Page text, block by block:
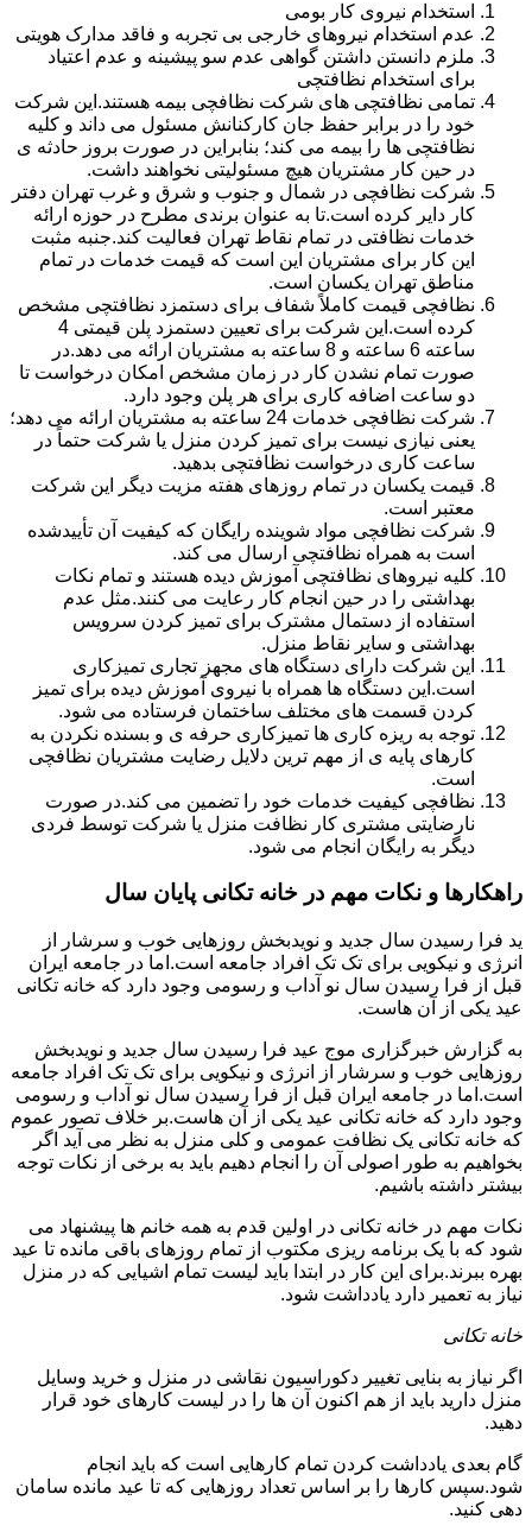
استخدام نیروی کار بومی
عدم استخدام نیروهای خارجی بی تجربه و فاقد مدارک هویتی
ملزم دانستن داشتن گواهی عدم سو پیشینه و عدم اعتیاد
برای استخدام نظافتچی
تمامی نظافتچی های شرکت نظافچی بیمه هستند.این شرکت
خود را در برابر حفظ جان کارکنانش مسئول می داند و کلیه
نظافتچی ها را بیمه می کند؛ بنابراین در صورت بروز حادثه ی
در حین کار مشتریان هیچ مسئولیتی نخواهند داشت.
شرکت نظافچی در شمال و جنوب و شرق و غرب تهران دفتر
کار دایر کرده است.تا به عنوان برندی مطرح در حوزه ارائه
خدمات نظافتی در تمام نقاط تهران فعالیت کند.جنبه مثبت
این کار برای مشتریان این است که قیمت خدمات در تمام
مناطق تهران یکسان است.
نظافچی قیمت کاملاً شفاف برای دستمزد نظافتچی مشخص
کرده است.این شرکت برای تعیین دستمزد پلن قیمتی 4
ساعته 6 ساعته و 8 ساعته به مشتریان ارائه می دهد.در
صورت تمام نشدن کار در زمان مشخص امکان درخواست تا
دو ساعت اضافه کاری برای هر پلن وجود دارد.
شرکت نظافچی خدمات 24 ساعته به مشتریان ارائه می دهد؛
یعنی نیازی نیست برای تمیز کردن منزل یا شرکت حتماً در
ساعت کاری درخواست نظافتچی بدهید.
قیمت یکسان در تمام روزهای هفته مزیت دیگر این شرکت
معتبر است.
شرکت نظافچی مواد شوینده رایگان که کیفیت آن تأییدشده
است به همراه نظافتچی ارسال می کند.
کلیه نیروهای نظافتچی آموزش دیده هستند و تمام نکات
بهداشتی را در حین انجام کار رعایت می کنند.مثل عدم
استفاده از دستمال مشترک برای تمیز کردن سرویس
بهداشتی و سایر نقاط منزل.
این شرکت دارای دستگاه های مجهز تجاری تمیزکاری
است.این دستگاه ها همراه با نیروی آموزش دیده برای تمیز
کردن قسمت های مختلف ساختمان فرستاده می شود.
توجه به ریزه کاری ها تمیزکاری حرفه ی و بسنده نکردن به
کارهای پایه ی از مهم ترین دلایل رضایت مشتریان نظافچی
است.
نظافچی کیفیت خدمات خود را تضمین می کند.در صورت
نارضایتی مشتری کار نظافت منزل یا شرکت توسط فردی
دیگر به رایگان انجام می شود.
راهکارها و نکات مهم در خانه تکانی پایان سال
ید فرا رسیدن سال جدید و نویدبخش روزهایی خوب و سرشار از
انرژی و نیکویی برای تک تک افراد جامعه است.اما در جامعه ایران
قبل از فرا رسیدن سال نو آداب و رسومی وجود دارد که خانه تکانی
عید یکی از آن هاست.
به گزارش خبرگزاری موج عید فرا رسیدن سال جدید و نویدبخش
روزهایی خوب و سرشار از انرژی و نیکویی برای تک تک افراد جامعه
است.اما در جامعه ایران قبل از فرا رسیدن سال نو آداب و رسومی
وجود دارد که خانه تکانی عید یکی از آن هاست.بر خلاف تصور عموم
که خانه تکانی یک نظافت عمومی و کلی منزل به نظر می آید اگر
بخواهیم به طور اصولی آن را انجام دهیم باید به برخی از نکات توجه
بیشتر داشته باشیم.
نکات مهم در خانه تکانی در اولین قدم به همه خانم ها پیشنهاد می
شود که با یک برنامه ریزی مکتوب از تمام روزهای باقی مانده تا عید
بهره ببرند.برای این کار در ابتدا باید لیست تمام اشیایی که در منزل
نیاز به تعمیر دارد یادداشت شود.
خانه تکانی
اگر نیاز به بنایی تغییر دکوراسیون نقاشی در منزل و خرید وسایل
منزل دارید باید از هم اکنون آن ها را در لیست کارهای خود قرار
دهید.
گام بعدی یادداشت کردن تمام کارهایی است که باید انجام
شود.سپس کارها را بر اساس تعداد روزهایی که تا عید مانده سامان
دهی کنید.